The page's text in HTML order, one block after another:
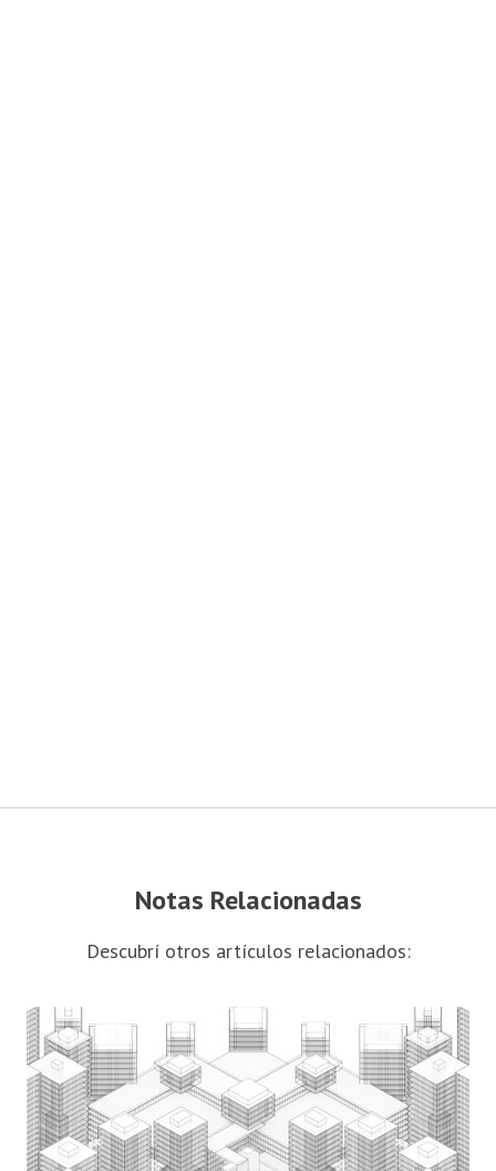
Notas Relacionadas
Descubrí otros artículos relacionados: